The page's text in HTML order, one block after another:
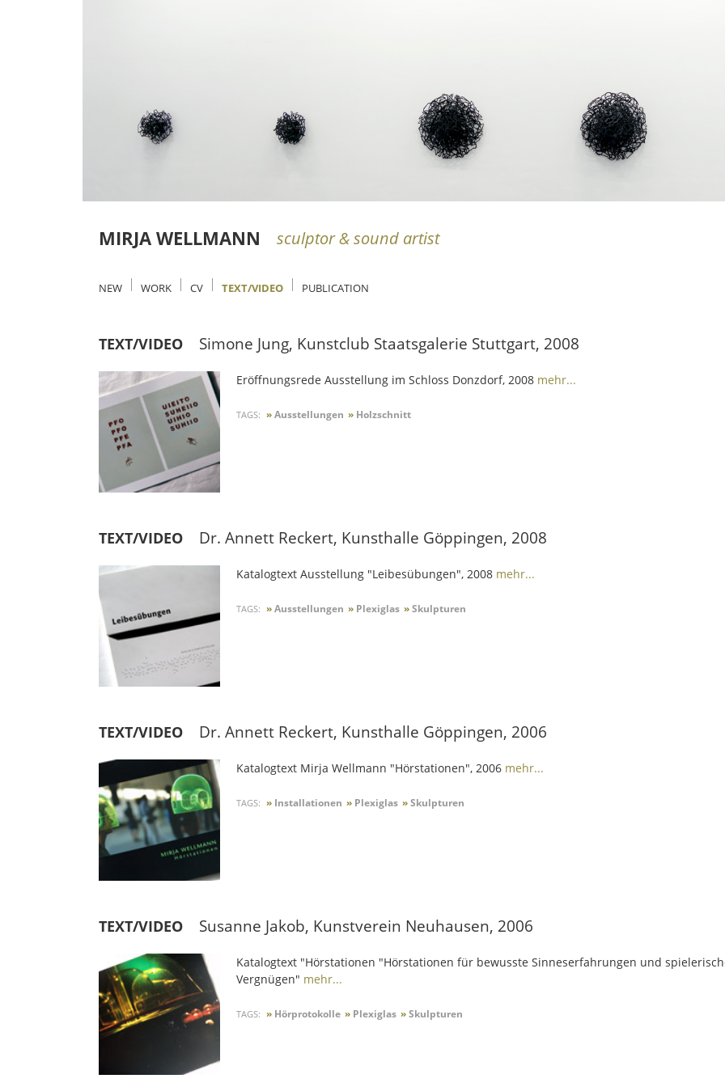
MIRJA WELLMANN sculptor & sound artist
NEW WORK CV TEXT/VIDEO PUBLICATION
TEXT/VIDEO Simone Jung, Kunstclub Staatsgalerie Stuttgart, 2008
Eröffnungsrede Ausstellung im Schloss Donzdorf, 2008 mehr...
TAGS: »Ausstellungen » Holzschnitt
TEXT/VIDEO Dr. Annett Reckert, Kunsthalle Göppingen, 2008
Katalogtext Ausstellung "Leibesübungen", 2008 mehr...
TAGS: »Ausstellungen » Plexiglas »Skulpturen
TEXT/VIDEO Dr. Annett Reckert, Kunsthalle Göppingen, 2006
Katalogtext Mirja Wellmann "Hörstationen", 2006 mehr...
TAGS: » Installationen » Plexiglas »Skulpturen
TEXT/VIDEO Susanne Jakob, Kunstverein Neuhausen, 2006
Katalogtext "Hörstationen "Hörstationen für bewusste Sinneserfahrungen und
Vergnügen" mehr...
TAGS: » Hörprotokolle » Plexiglas »Skulpturen